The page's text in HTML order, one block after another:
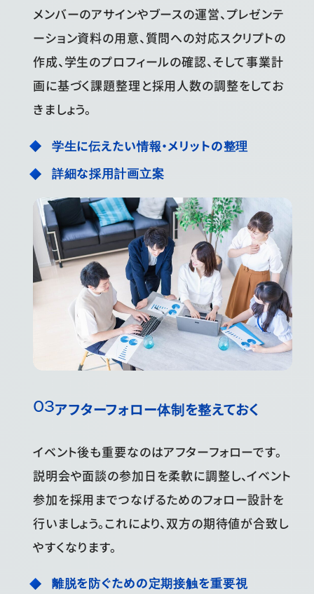
メンバーのアサインやブースの運営、プレゼンテ
ーション資料の用意、質問への対応スクリプトの
作成、学生のプロフィールの確認、そして事業計
画に基づく課題整理と採用人数の調整をしてお
きましょう。
学生に伝えたい情報・メリットの整理
詳細な採用計画立案
アフターフォロー体制を整えておく
イベント後も重要なのはアフターフォローです。
説明会や面談の参加日を柔軟に調整し、イベント
参加を採用までつなげるためのフォロー設計を
行いましょう。これにより、双方の期待値が合致し
やすくなります。
離脱を防ぐための定期接触を重要視